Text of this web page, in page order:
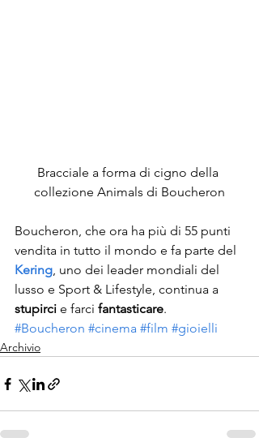
Bracciale a forma di cigno della
collezione Animals di Boucheron
Boucheron, che ora ha più di 55 punti
vendita in tutto il mondo e fa parte del
Kering, uno dei leader mondiali del
lusso e Sport & Lifestyle, continua a
stupirci e farci fantasticare.
#Boucheron #cinema #film #gioielli
Archivio